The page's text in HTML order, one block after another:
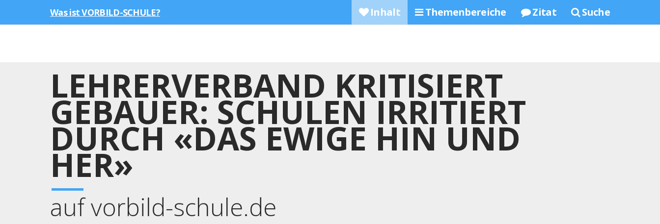
Was ist VORBILD-SCHULE? Inhalt Themenbereiche Zitat Suche
LEHRERVERBAND KRITISIERT
GEBAUER: SCHULEN IRRITIERT
DURCH «DAS EWIGE HIN UND
HER»
auf vorbild-schule.de